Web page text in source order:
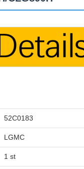
52C0183
LGMC
1 st